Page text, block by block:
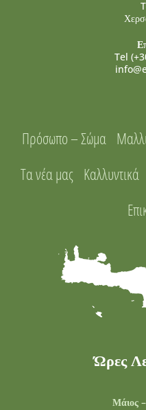
Tel
Πρόσωπο – Σώμα
Τα νέα μας Καλλυντικά
Ώρες
Μάιος